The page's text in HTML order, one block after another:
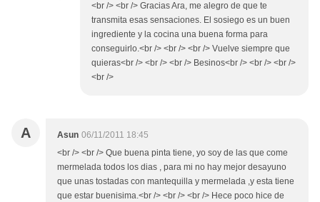
<br /> <br /> Gracias Ara, me alegro de que te
transmita esas sensaciones. El sosiego es un buen
ingrediente y la cocina una buena forma para
conseguirlo.<br /> <br /> <br /> Vuelve siempre que
quieras<br /> <br /> <br /> Besinos<br /> <br /> <br />
<br />
A Asun 06/11/2011 18:45
<br /> <br /> Que buena pinta tiene, yo soy de las que come
mermelada todos los dias , para mi no hay mejor desayuno
que unas tostadas con mantequilla y mermelada ,y esta tiene
que estar buenisima.<br /> <br /> <br /> Hece poco hice de